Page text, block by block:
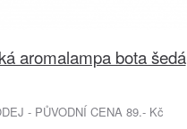
aromalampa bota šedá
- PŮVODNÍ CENA 89.- Kč